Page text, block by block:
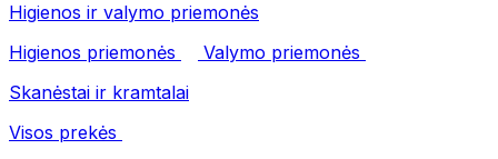
Higienos ir valymo priemonės
Higienos priemonės
Valymo priemonės
Skanėstai ir kramtalai
Visos prekės